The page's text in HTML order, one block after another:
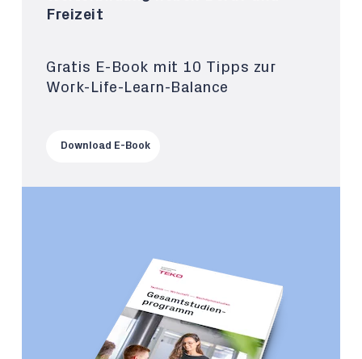
Freizeit
Gratis E-Book mit 10 Tipps zur
Work-Life-Learn-Balance
Download E-Book